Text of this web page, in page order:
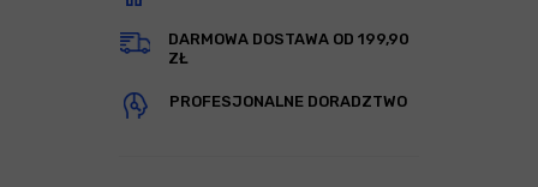
DARMOWA DOSTAWA OD 199,90
ZŁ
PROFESJONALNE DORADZTWO